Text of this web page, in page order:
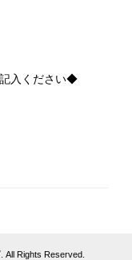
入ください◆
All Rights Reserved.